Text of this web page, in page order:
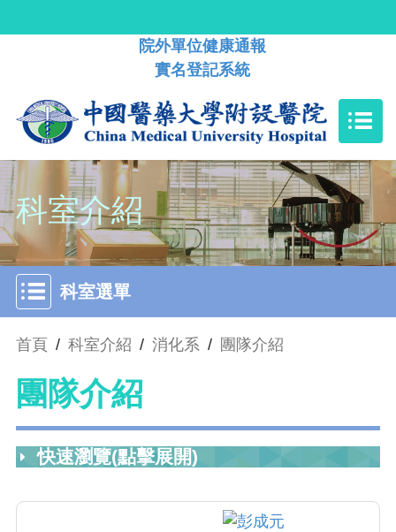
院外單位健康通報
實名登記系統
科室介紹
科室選單
首頁 / 科室介紹 / 消化系 / 團隊介紹
團隊介紹
快速瀏覽(點擊展開)